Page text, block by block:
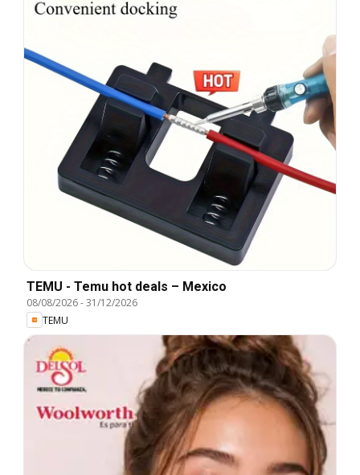
TEMU - Temu hot deals – Mexico
08/08/2026-31/12/2026
TEMU